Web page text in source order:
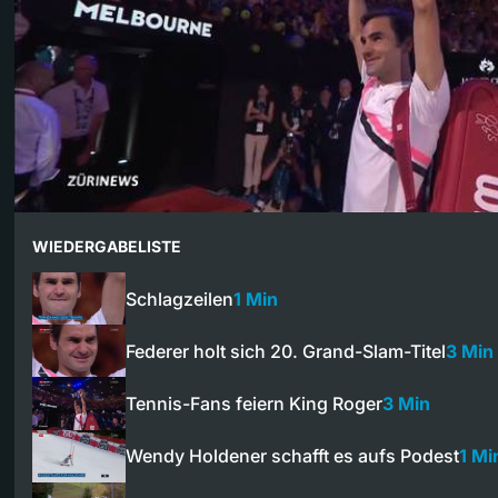
WIEDERGABELISTE
Schlagzeilen1 Min
Federer holt sich 20. Grand-Slam-Titel3 Min
Tennis-Fans feiern King Roger3 Min
Wendy Holdener schafft es aufs Podest1